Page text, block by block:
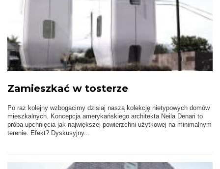
Zamieszkać w tosterze
Po raz kolejny wzbogacimy dzisiaj naszą kolekcję nietypowych domów
mieszkalnych. Koncepcja amerykańskiego architekta Neila Denari to
próba upchnięcia jak największej powierzchni użytkowej na minimalnym
terenie. Efekt? Dyskusyjny...